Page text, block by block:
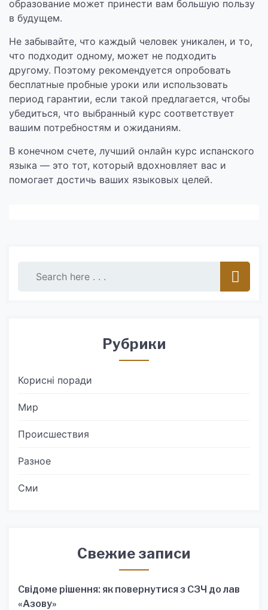
образование может принести вам большую пользу
в будущем.
Не забывайте, что каждый человек уникален, и то,
что подходит одному, может не подходить
другому. Поэтому рекомендуется опробовать
бесплатные пробные уроки или использовать
период гарантии, если такой предлагается, чтобы
убедиться, что выбранный курс соответствует
вашим потребностям и ожиданиям.
В конечном счете, лучший онлайн курс испанского
языка — это тот, который вдохновляет вас и
помогает достичь ваших языковых целей.
Рубрики
Корисні поради
Мир
Происшествия
Разное
Сми
Свежие записи
Свідоме рішення: як повернутися з СЗЧ до лав
«Азову»